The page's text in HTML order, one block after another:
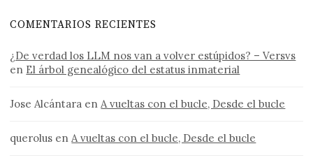
COMENTARIOS RECIENTES
¿De verdad los LLM nos van a volver estúpidos? – Versvs
en El árbol genealógico del estatus inmaterial
Jose Alcántara enA vueltas con el bucle, Desde el bucle
querolus enA vueltas con el bucle, Desde el bucle